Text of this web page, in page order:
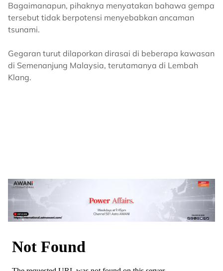
Bagaimanapun, pihaknya menyatakan bahawa gempa
tersebut tidak berpotensi menyebabkan ancaman
tsunami.
Gegaran turut dilaporkan dirasai di beberapa kawasan
di Semenanjung Malaysia, terutamanya di Lembah
Klang.